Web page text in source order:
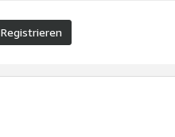
Registrieren